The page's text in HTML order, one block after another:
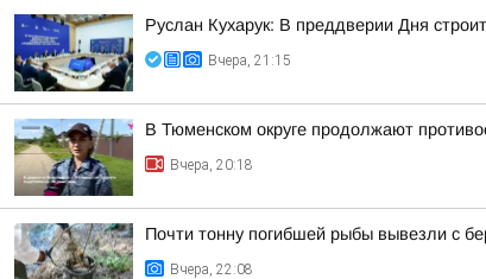
Руслан Кухарук: В преддверии Дня
Вчера, 21:15
В Тюменском округе продолжают
Вчера, 20:18
Почти тонну погибшей рыбы вывезли с
Вчера, 22:08